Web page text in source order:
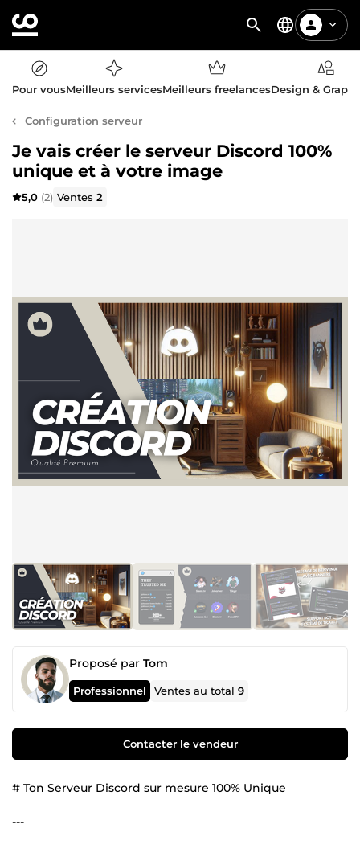
Pour vousMeilleurs servicesMeilleurs freelancesDesign &
Configuration serveur
Je vais créer le serveur Discord 100%
unique et à votre image
5,0 (2) Ventes2
Proposé par Tom
Professionnel Ventes au total9
Contacter le vendeur
# Ton Serveur Discord sur mesure 100% Unique
---